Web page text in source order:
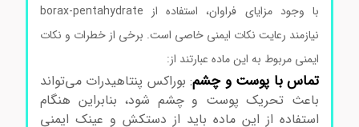
با وجود مزایای فراوان، استفاده از borax-pentahydrate
نیازمند رعایت نکات ایمنی خاصی است. برخی از خطرات و نکات
ایمنی مربوط به این ماده عبارتند از:
تماس با پوست و چشم: بوراکس پنتاهیدرات می‌تواند
باعث تحریک پوست و چشم شود، بنابراین هنگام
استفاده از این ماده باید از دستکش و عینک ایمنی